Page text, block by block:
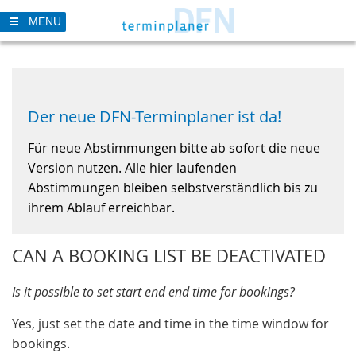
Skip
to
main
MENU
Der neue DFN-Terminplaner ist da!
Für neue Abstimmungen bitte ab sofort die neue
Version nutzen. Alle hier laufenden
Abstimmungen bleiben selbstverständlich bis zu
ihrem Ablauf erreichbar.
CAN A BOOKING LIST BE DEACTIVATED
Is it possible to set start end end time for bookings?
Yes, just set the date and time in the time window for
bookings.